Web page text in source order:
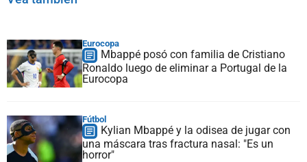
Eurocopa
Mbappé posó con familia de Cristiano
Ronaldo luego de eliminar a Portugal de la
Eurocopa
Fútbol
Kylian Mbappé y la odisea de jugar con
una máscara tras fractura nasal: "Es un
horror"